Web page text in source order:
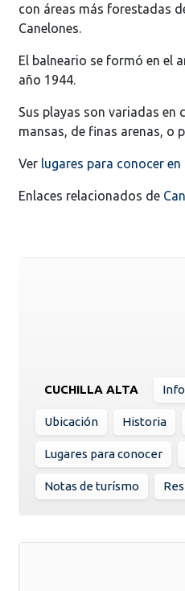
con áreas más forestadas
Canelones.
El balneario se formó en el
año 1944.
Sus playas son variadas en
mansas, de finas arenas, o
Ver lugares para conocer
Enlaces relacionados de
CUCHILLA ALTA
Ubicación Historia
Lugares para conocer
Notas de turísmo